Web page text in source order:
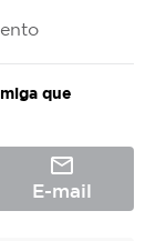
que
mail_outline
E-mail